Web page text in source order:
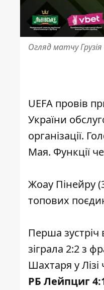
Огляд матчу Грузія
UEFA провів
України
організації.
Мая. Функції
Жоау Пінейру
топових
Перша зустріч
зіграла 2:2 з
Шахтаря у Лізі
РБ Лейпциг